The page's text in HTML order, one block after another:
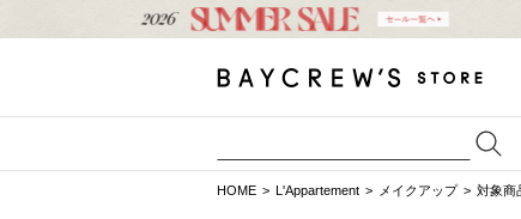
HOME L'Appartement メイクアップ 対象商